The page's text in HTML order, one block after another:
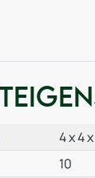
4 x 4
10